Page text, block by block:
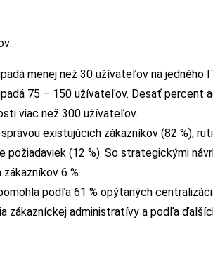
menej než 30 užívateľov na jedného
75 – 150 užívateľov. Desať percent
viac než 300 užívateľov.
existujúcich zákazníkov (82 %),
požiadaviek (12 %). So strategickými
6 %.
podľa 61 % opýtaných
zákazníckej administratívy a podľa